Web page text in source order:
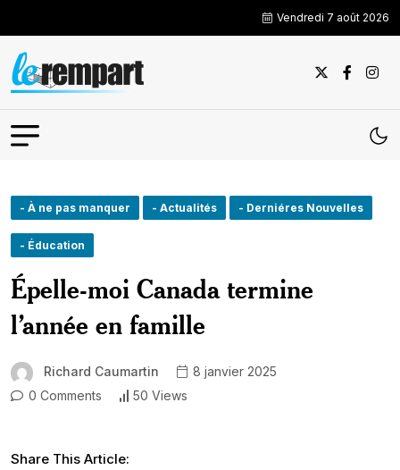
Vendredi 7 août 2026
- À ne pas manquer - Actualités - Derniéres Nouvelles
- Éducation
Épelle-moi Canada termine
l’année en famille
Richard Caumartin
8 janvier 2025
0 Comments
50 Views
Share This Article: